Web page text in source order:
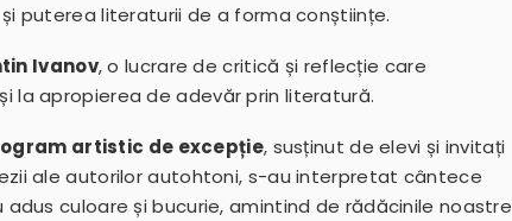
puterea literaturii de a forma conștiințe.
Ivanov, o lucrare de critică și reflecție care
la apropierea de adevăr prin literatură.
artistic de excepție, susținut de elevi și invitați
ale autorilor autohtoni, s-au interpretat cântece
culoare și bucurie, amintind de rădăcinile noastre